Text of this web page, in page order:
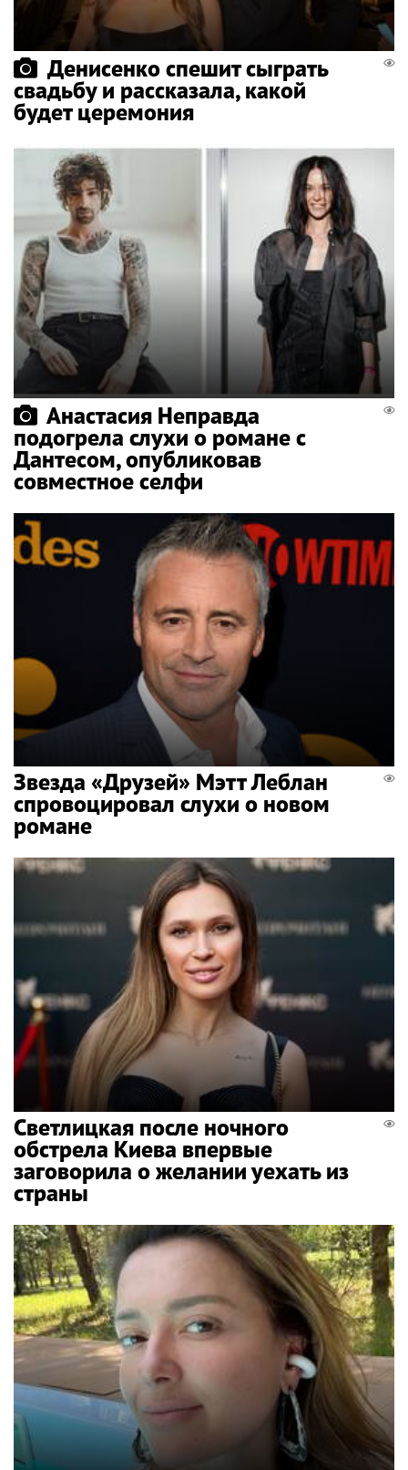
Денисенко спешит сыграть
свадьбу и рассказала, какой
будет церемония
Анастасия Неправда
подогрела слухи о романе с
Дантесом, опубликовав
совместное селфи
Звезда «Друзей» Мэтт Леблан
спровоцировал слухи о новом
романе
Светлицкая после ночного
обстрела Киева впервые
заговорила о желании уехать из
страны